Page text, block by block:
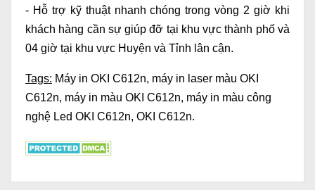
- Hỗ trợ kỹ thuật nhanh chóng trong vòng 2 giờ khi
khách hàng cần sự giúp đỡ tại khu vực thành phố và
04 giờ tại khu vực Huyện và Tỉnh lân cận.
Tags: Máy in OKI C612n, máy in laser màu OKI
C612n, máy in màu OKI C612n, máy in màu công
nghệ Led OKI C612n, OKI C612n.